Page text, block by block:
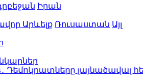
Իրան
Արևելք Ռուսաստան Այլ
լայնածավալ